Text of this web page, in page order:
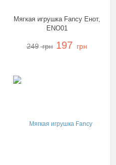
Мягкая игрушка Fancy Енот,
ENO01
249 грн 197 грн